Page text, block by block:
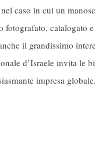
caso in cui un
fotografato, catalogato
il grandissimo
d’Israele invita
impresa globale.